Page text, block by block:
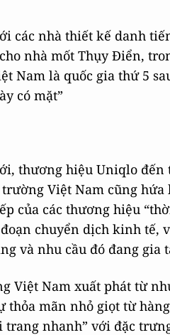
các nhà thiết kế danh
nhà mốt Thụy Điển,
Nam là quốc gia thứ 5
có mặt”
thương hiệu Uniqlo
Việt Nam cũng hứa
của các thương hiệu
chuyển dịch kinh tế,
và nhu cầu đó đang gia
Việt Nam xuất phát từ
mãn nhỏ giọt từ
trang nhanh” với đặc